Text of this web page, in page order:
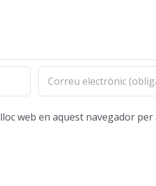
web en aquest navegador